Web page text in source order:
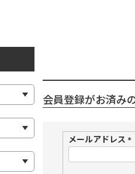
会員登録がお済み
メールアドレス